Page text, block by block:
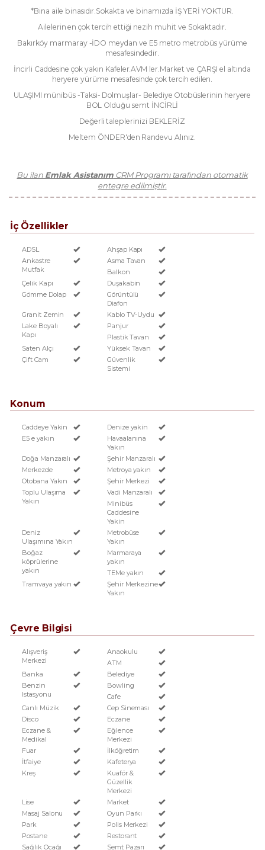
*Bina aile binasıdır.Sokakta ve binamızda İŞ YERİ YOKTUR.
Ailelerin en çok tercih ettiği nezih muhit ve Sokaktadır.
Bakırköy marmaray -İDO meydan ve E5 metro metrobüs yürüme
mesafesindedir.
İncirli Caddesine çok yakın Kafeler.AVM ler.Market ve ÇARŞI el altında
heryere yürüme mesafesinde çok tercih edilen.
ULAŞIMI münibüs -Taksi- Dolmuşlar- Belediye Otobüslerinin heryere
BOL Olduğu semt İNCİRLİ
Değerli taleplerinizi BEKLERİZ
Meltem ÖNDER'den Randevu Alınız.
Bu ilan Emlak Asistanım CRM Programı tarafından otomatik
entegre edilmiştir.
İç Özellikler
ADSL
Ahşap Kapı
Ankastre
Mutfak
Asma Tavan
Balkon
Çelik Kapı
Duşakabin
Gömme Dolap
Görüntülü
Diafon
Granit Zemin
Kablo TV-Uydu
Lake Boyalı
Kapı
Panjur
Plastik Tavan
Saten Alçı
Yüksek Tavan
Çift Cam
Güvenlik
Sistemi
Konum
Caddeye Yakin
Denize yakin
E5 e yakın
Havaalanına
Yakın
Doğa Manzaralı
Şehir Manzaralı
Merkezde
Metroya yakın
Otobana Yakın
Şehir Merkezi
Toplu Ulaşıma
Yakın
Vadi Manzaralı
Minibüs
Caddesine
Yakin
Deniz
Ulaşımına Yakın
Metrobüse
Yakın
Boğaz
köprülerine
yakın
Marmaraya
yakın
TEMe yakın
Tramvaya yakın
Şehir Merkezine
Yakın
Çevre Bilgisi
Alışveriş
Merkezi
Anaokulu
ATM
Banka
Belediye
Benzin
Istasyonu
Bowling
Cafe
Canlı Müzik
Cep Sineması
Disco
Eczane
Eczane &
Medikal
Eğlence
Merkezi
Fuar
İlköğretim
İtfaiye
Kafeterya
Kreş
Kuaför &
Güzellik
Merkezi
Lise
Market
Masaj Salonu
Oyun Parkı
Park
Polis Merkezi
Postane
Restorant
Sağlık Ocağı
Semt Pazarı